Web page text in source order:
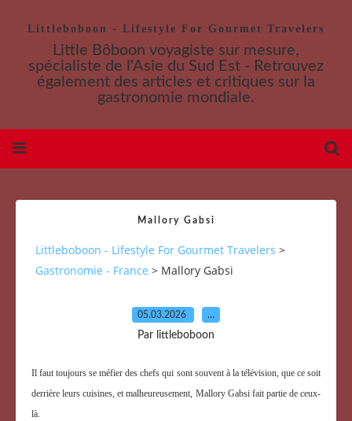
Littleboboon - Lifestyle For Gourmet Travelers
Little Bôboon voyagiste sur mesure,
spécialiste de l'Asie du Sud Est - Retrouvez
également des articles et critiques sur la
gastronomie mondiale.
Mallory Gabsi
Littleboboon - Lifestyle For Gourmet Travelers >
Gastronomie - France > Mallory Gabsi
05.03.2026 …
Par littleboboon
Il faut toujours se méfier des chefs qui sont souvent à la télévision, que ce soit
derrière leurs cuisines, et malheureusement, Mallory Gabsi fait partie de ceux-
là.